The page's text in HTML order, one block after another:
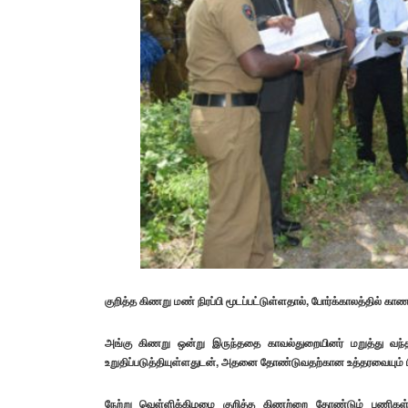
குறித்த கிணறு மண் நிரப்பி மூடப்பட்டுள்ளதால், போர்க்காலத்தில்
அங்கு கிணறு ஒன்று இருந்ததை காவல்துறையினர் மறுத்து
உறுதிப்படுத்தியுள்ளதுடன், அதனை தோண்டுவதற்கான உத்தரவையும்
நேற்று வெள்ளிக்கிழமை குறித்த கிணற்றை தோண்டும்